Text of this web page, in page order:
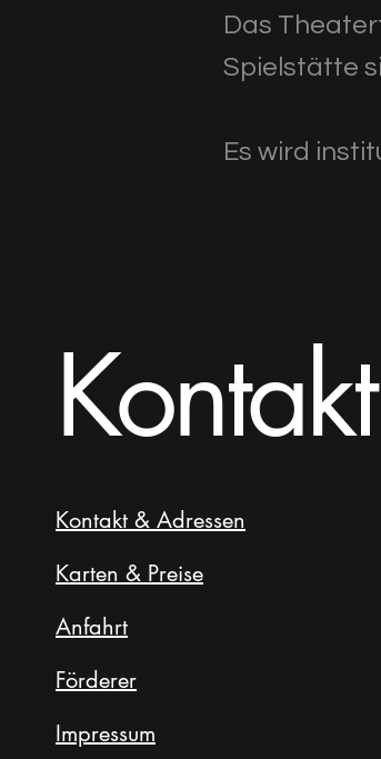
Das
Spielstätte
Es wird
Kontakt
Kontakt & Adressen
Karten & Preise
Anfahrt
Förderer
Impressum